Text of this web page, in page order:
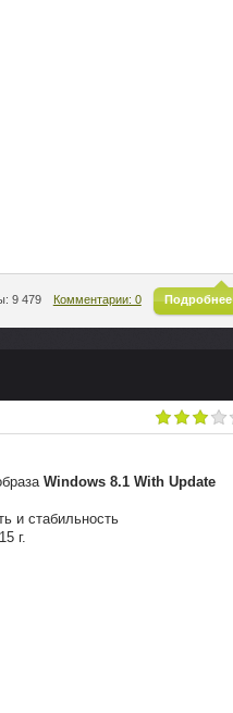
Подробнее
Комментарии: 0
9 479
Windows 8.1 With Update
и стабильность
г.